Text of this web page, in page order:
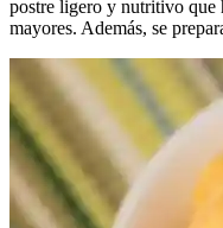
postre ligero y nutritivo que
mayores. Además, se